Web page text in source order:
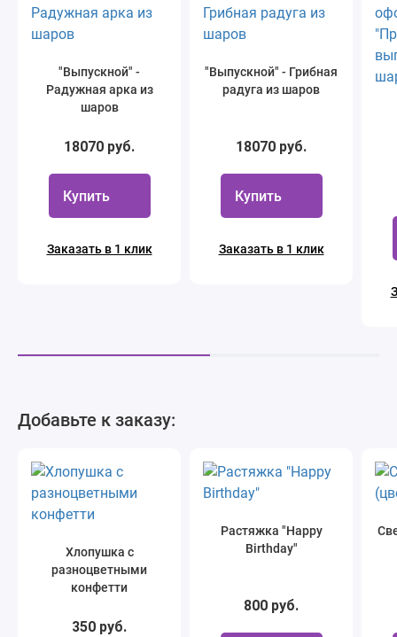
"Выпускной" -
Радужная арка из
шаров
18070 руб.
Купить
Заказать в 1 клик
"Выпускной" - Грибная
радуга из шаров
18070 руб.
Купить
Заказать в 1 клик
Добавьте к заказу:
Хлопушка с
разноцветными
конфетти
350 руб.
Растяжка "Happy
Birthday"
800 руб.